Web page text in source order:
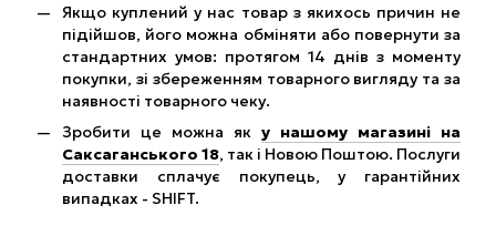
Якщо куплений у нас товар з якихось причин не
підійшов, його можна обміняти або повернути за
стандартних умов: протягом 14 днів з моменту
покупки, зі збереженням товарного вигляду та за
наявності товарного чеку.
Зробити це можна як у нашому магазині на
Саксаганського 18, так і Новою Поштою. Послуги
доставки сплачує покупець, у гарантійних
випадках - SHIFT.